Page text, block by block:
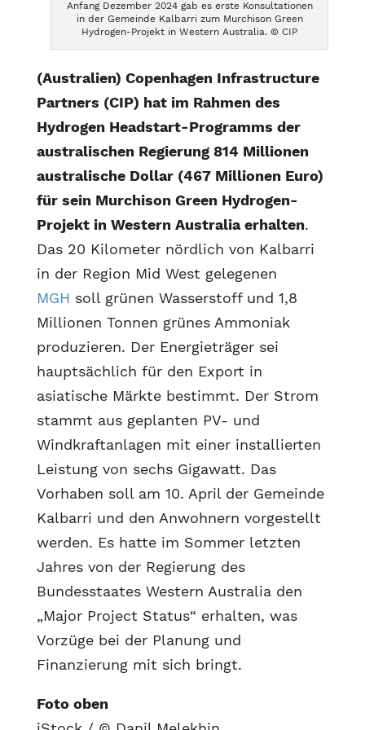
Anfang Dezember 2024 gab es erste Konsultationen
in der Gemeinde Kalbarri zum Murchison Green
Hydrogen-Projekt in Western Australia. © CIP
(Australien) Copenhagen Infrastructure
Partners (CIP) hat im Rahmen des
Hydrogen Headstart-Programms der
australischen Regierung 814 Millionen
australische Dollar (467 Millionen Euro)
für sein Murchison Green Hydrogen-
Projekt in Western Australia erhalten.
Das 20 Kilometer nördlich von Kalbarri
in der Region Mid West gelegenen
MGH soll grünen Wasserstoff und 1,8
Millionen Tonnen grünes Ammoniak
produzieren. Der Energieträger sei
hauptsächlich für den Export in
asiatische Märkte bestimmt. Der Strom
stammt aus geplanten PV- und
Windkraftanlagen mit einer installierten
Leistung von sechs Gigawatt. Das
Vorhaben soll am 10. April der Gemeinde
Kalbarri und den Anwohnern vorgestellt
werden. Es hatte im Sommer letzten
Jahres von der Regierung des
Bundesstaates Western Australia den
„Major Project Status“ erhalten, was
Vorzüge bei der Planung und
Finanzierung mit sich bringt.
Foto oben